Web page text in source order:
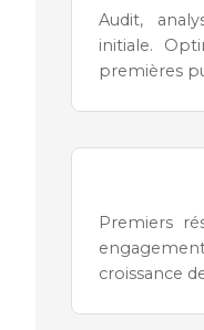
Audit,
initiale.
premières
Premiers
croissance